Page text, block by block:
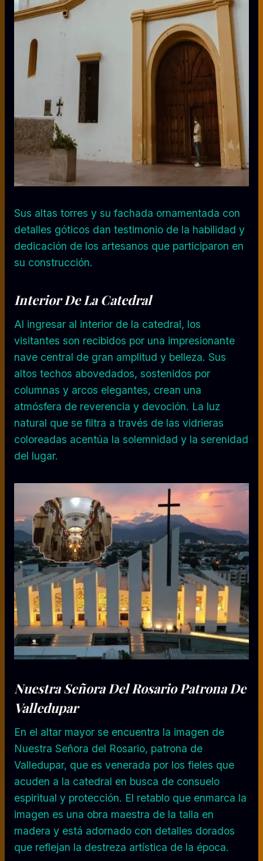
Sus altas torres y su fachada ornamentada con
detalles góticos dan testimonio de la habilidad y
dedicación de los artesanos que participaron en
su construcción.
Interior De La Catedral
Al ingresar al interior de la catedral, los
visitantes son recibidos por una impresionante
nave central de gran amplitud y belleza. Sus
altos techos abovedados, sostenidos por
columnas y arcos elegantes, crean una
atmósfera de reverencia y devoción. La luz
natural que se filtra a través de las vidrieras
coloreadas acentúa la solemnidad y la serenidad
del lugar.
Nuestra Señora Del Rosario Patrona De
Valledupar
En el altar mayor se encuentra la imagen de
Nuestra Señora del Rosario, patrona de
Valledupar, que es venerada por los fieles que
acuden a la catedral en busca de consuelo
espiritual y protección. El retablo que enmarca la
imagen es una obra maestra de la talla en
madera y está adornado con detalles dorados
que reflejan la destreza artística de la época.